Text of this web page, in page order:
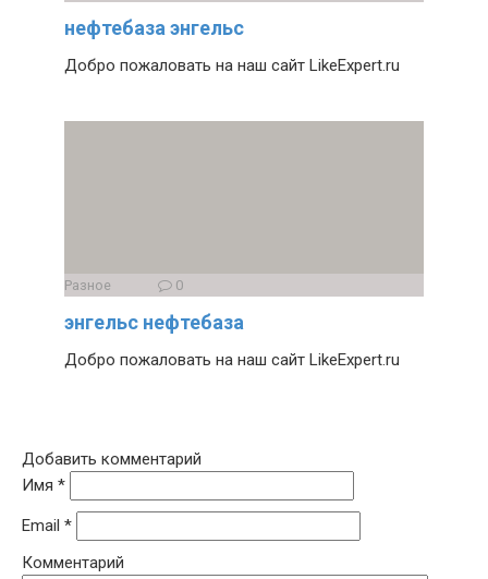
нефтебаза энгельс
Добро пожаловать на наш сайт LikeExpert.ru
Разное 0
энгельс нефтебаза
Добро пожаловать на наш сайт LikeExpert.ru
Добавить комментарий
Имя *
Email *
Комментарий